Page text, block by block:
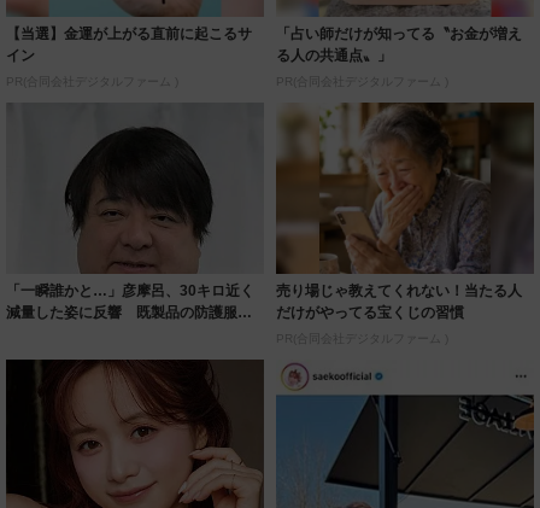
【当選】金運が上がる直前に起こるサ
イン
PR(合同会社デジタルファーム )
「占い師だけが知ってる〝お金が増え
る人の共通点〟」
PR(合同会社デジタルファーム )
「一瞬誰かと…」彦摩呂、30キロ近く
減量した姿に反響 既製品の防護服が
売り場じゃ教えてくれない！当たる人
だけがやってる宝くじの習慣
PR(合同会社デジタルファーム )